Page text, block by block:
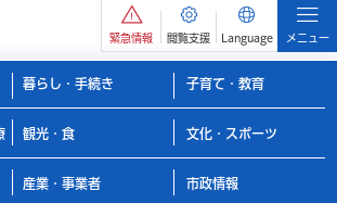
緊急情報 閲覧支援 Language メニュー
暮らし・手続き 子育て・教育
観光・食 文化・スポーツ
産業・事業者 市政情報